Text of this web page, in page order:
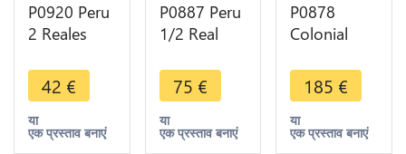
P0920 Peru
2 Reales
1793 IJ
Large Bust
Silver -
>Make
42 €
या
एक प्रस्ताव बनाएं
P0887 Peru
1/2 Real
1699 Potosi
Silver -
>Make
offer
75 €
या
एक प्रस्ताव बनाएं
P0878
Colonial
2 Reales
cob 76
1776 ?
Silver -
185 €
या
एक प्रस्ताव बनाएं